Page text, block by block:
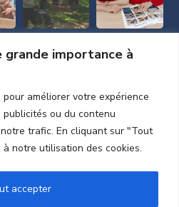
grande importance à
améliorer votre expérience
ou du contenu
trafic. En cliquant sur "Tout
notre utilisation des cookies.
accepter